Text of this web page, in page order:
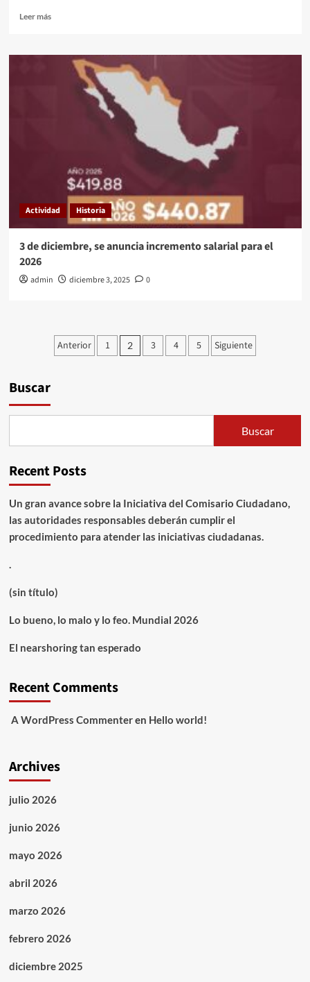
Leer másLeer
Aprueban
comision,
desaladoras
Rosarito
y
Actividad Historia
3 de diciembre, se anuncia incremento salarial para el
2026
admin diciembre 3, 2025 0
Paginación
Anterior 1 2 3 4 5 Siguiente
Buscar
Buscar
Recent Posts
Un gran avance sobre la Iniciativa del Comisario Ciudadano,
las autoridades responsables deberán cumplir el
procedimiento para atender las iniciativas ciudadanas.
.
(sin título)
Lo bueno, lo malo y lo feo. Mundial 2026
El nearshoring tan esperado
Recent Comments
A WordPress Commenteren Hello world!
Archives
julio 2026
junio 2026
mayo 2026
abril 2026
marzo 2026
febrero 2026
diciembre 2025